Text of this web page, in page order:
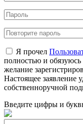
Я прочел
полностью и
желание
Настоящее заявление
собственноручной
Введите цифры и